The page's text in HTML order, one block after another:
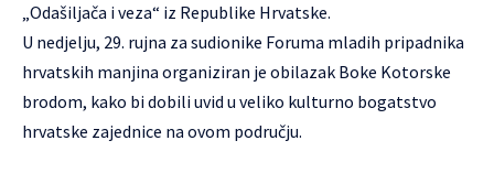
„Odašiljača i veza“ iz Republike Hrvatske.
U nedjelju, 29. rujna za sudionike Foruma mladih pripadnika
hrvatskih manjina organiziran je obilazak Boke Kotorske
brodom, kako bi dobili uvid u veliko kulturno bogatstvo
hrvatske zajednice na ovom području.